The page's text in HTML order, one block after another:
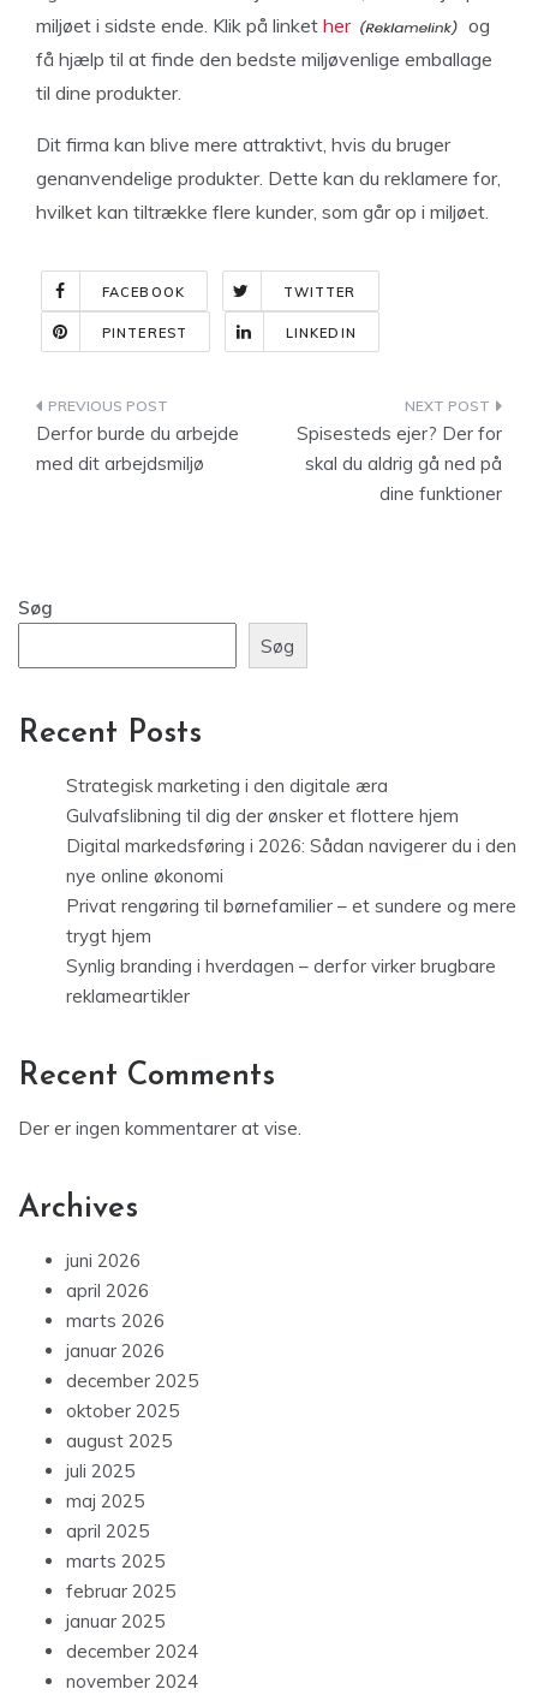
miljøet i sidste ende. Klik på linket her
og
få hjælp til at finde den bedste miljøvenlige emballage
til dine produkter.
Dit firma kan blive mere attraktivt, hvis du bruger
genanvendelige produkter. Dette kan du reklamere for,
hvilket kan tiltrække flere kunder, som går op i miljøet.
FACEBOOK TWITTER
PINTEREST LINKEDIN
Indlægsnavigation
Derfor burde du arbejde
med dit arbejdsmiljø
Spisesteds ejer? Der for
skal du aldrig gå ned på
dine funktioner
Søg
Søg
Recent Posts
Strategisk marketing i den digitale æra
Gulvafslibning til dig der ønsker et flottere hjem
Digital markedsføring i 2026: Sådan navigerer du i den
nye online økonomi
Privat rengøring til børnefamilier – et sundere og mere
trygt hjem
Synlig branding i hverdagen – derfor virker brugbare
reklameartikler
Recent Comments
Der er ingen kommentarer at vise.
Archives
juni 2026
april 2026
marts 2026
januar 2026
december 2025
oktober 2025
august 2025
juli 2025
maj 2025
april 2025
marts 2025
februar 2025
januar 2025
december 2024
november 2024